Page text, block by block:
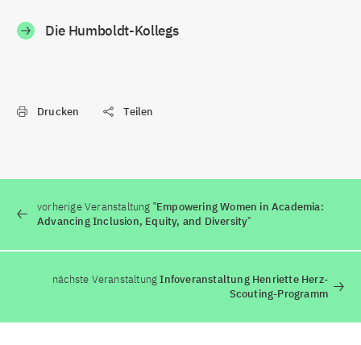
Die Humboldt-Kollegs
Drucken Teilen
vorherige Veranstaltung ‟Empowering Women in Academia:
Advancing Inclusion, Equity, and Diversityˮ
nächste VeranstaltungInfoveranstaltung Henriette Herz-
Scouting-Programm